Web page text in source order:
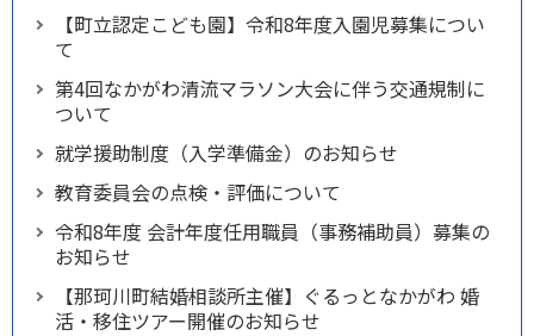
【町立認定こども園】令和8年度入園児募集につい
て
第4回なかがわ清流マラソン大会に伴う交通規制に
ついて
就学援助制度（入学準備金）のお知らせ
教育委員会の点検・評価について
令和8年度 会計年度任用職員（事務補助員）募集の
お知らせ
【那珂川町結婚相談所主催】ぐるっとなかがわ 婚
活・移住ツアー開催のお知らせ